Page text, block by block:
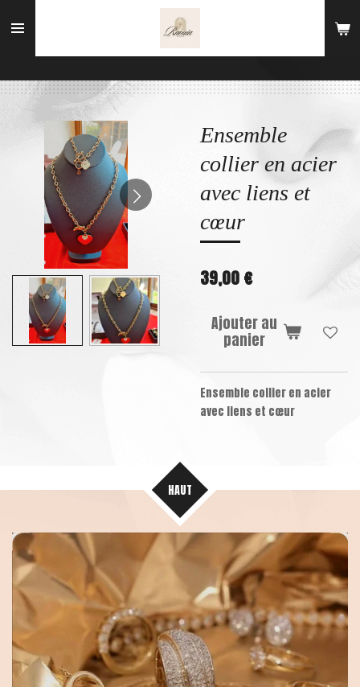
au
Ensemble
collier en acier
avec liens et
cœur
39,00 €
Ajouter au
panier
Ensemble collier en acier
avec liens et cœur
HAUT